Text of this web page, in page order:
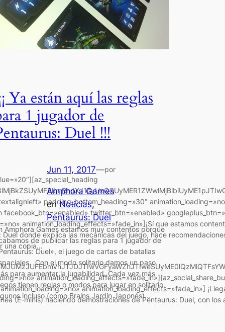
animation_loading_effects=»fade_in»]
(E-minis) haciendo demostraciones de Pentaurus: Duel, con los
padding_bottom_heading=»30″
facebook_btn=»enabled» twitter_btn=»enabled»
animation_loading_effects=»fade_in»]¡Sí que estamos
donde explica las mecánicas del juego, hace
una copia…
Ya están aquí las reglas
1 jugador de
Duel !!!
Jun 11, 2017—por
Amphora Games
enNoticias ,
Pentaurus: Duel
Amphora Games estamos muy contentos porque
de publicar las reglas para 1 jugador de
Duel», el juego de cartas de batallas
Con el modo solitario damos un paso
para aumentar la jugabilidad. Cada vez más
tienen reglas o modos para jugar en solitario,
incluso (como Brains Jardín Japonés)…